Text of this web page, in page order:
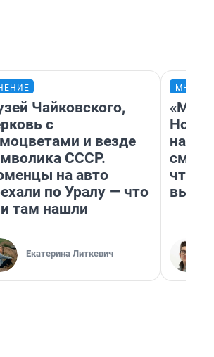
Чайковского,
с
и везде
СССР.
на авто
по Уралу — что
там нашли
Екатерина Литкевич
«Мы